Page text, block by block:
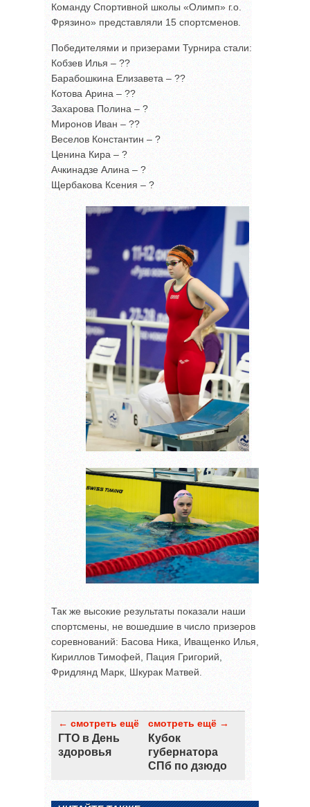
Команду Спортивной школы «Олимп» г.о.
Фрязино» представляли 15 спортсменов.
Победителями и призерами Турнира стали:
Кобзев Илья – ??
Барабошкина Елизавета – ??
Котова Арина – ??
Захарова Полина – ?
Миронов Иван – ??
Веселов Константин – ?
Ценина Кира – ?
Ачкинадзе Алина – ?
Щербакова Ксения – ?
Так же высокие результаты показали наши
спортсмены, не вошедшие в число призеров
соревнований: Басова Ника, Иващенко Илья,
Кириллов Тимофей, Пация Григорий,
Фридлянд Марк, Шкурак Матвей.
← смотреть ещё
ГТО в День
здоровья
смотреть ещё →
Кубок
губернатора
СПб по дзюдо